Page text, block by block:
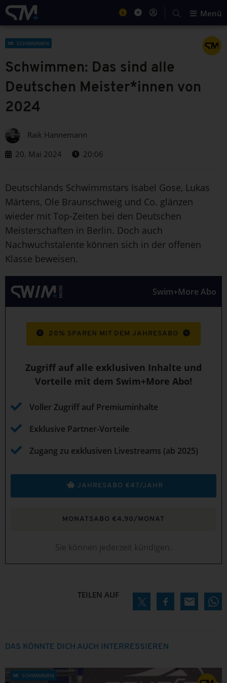
Menü
SCHWIMMEN
Schwimmen: Das sind alle
Deutschen Meister*innen von
2024
Raik Hannemann
20. Mai 2024
20:06
Deutschlands Schwimmstars Isabel Gose, Lukas
Märtens, Ole Braunschweig und Co. glänzen
wieder mit Top-Zeiten bei den Deutschen
Meisterschaften in Berlin. Doch auch
Nachwuchstalente können sich in der offenen
Klasse beweisen.
Swim+More Abo
20% SPAREN MIT DEM JAHRESABO
Zugriff auf alle exklusiven Inhalte und
Vorteile mit dem Swim+More Abo!
Voller Zugriff auf Premiuminhalte
Exklusive Partner-Vorteile
Zugang zu exklusiven Livestreams (ab 2025)
MONATSABO €4,90/MONAT
JAHRESABO €47/JAHR
Sie können jederzeit kündigen.
TEILEN AUF
DAS KÖNNTE DICH AUCH INTERRESSIEREN
SCHWIMMEN